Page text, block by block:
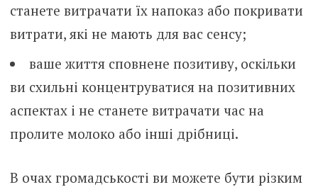
станете витрачати їх напоказ або покривати
витрати, які не мають для вас сенсу;
ваше життя сповнене позитиву, оскільки
ви схильні концентруватися на позитивних
аспектах і не станете витрачати час на
пролите молоко або інші дрібниці.
В очах громадськості ви можете бути різким